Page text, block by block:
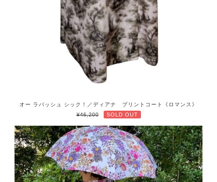
オー ラバッシュ シック！／ディアナ プリントコート《ロマンス》
¥46,200
SOLD OUT